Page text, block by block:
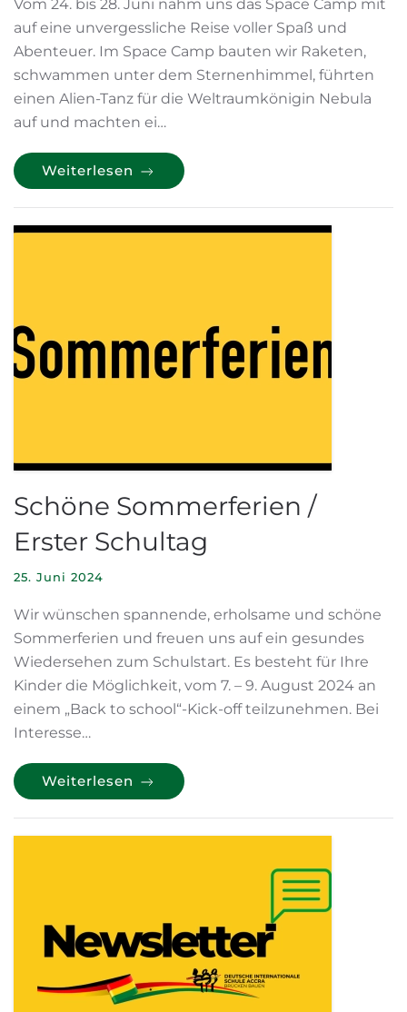
Vom 24. bis 28. Juni nahm uns das Space Camp mit
auf eine unvergessliche Reise voller Spaß und
Abenteuer. Im Space Camp bauten wir Raketen,
schwammen unter dem Sternenhimmel, führten
einen Alien-Tanz für die Weltraumkönigin Nebula
auf und machten ei…
Weiterlesen
Schöne Sommerferien /
Erster Schultag
25. Juni 2024
Wir wünschen spannende, erholsame und schöne
Sommerferien und freuen uns auf ein gesundes
Wiedersehen zum Schulstart. Es besteht für Ihre
Kinder die Möglichkeit, vom 7. – 9. August 2024 an
einem „Back to school“-Kick-off teilzunehmen. Bei
Interesse…
Weiterlesen